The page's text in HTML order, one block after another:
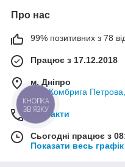
Про нас
99% позитивних з 78
Працює з 17.12.2018
м. Дніпро
вул. Комбрига
Контакти
Сьогодні працює з
Показати весь
КНОПКА
ЗВ'ЯЗКУ